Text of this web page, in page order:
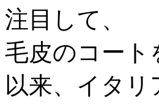
注目して、
毛皮のコート
以来、イタ